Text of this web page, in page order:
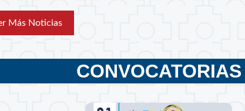
Más Noticias
CONVOCATORIAS